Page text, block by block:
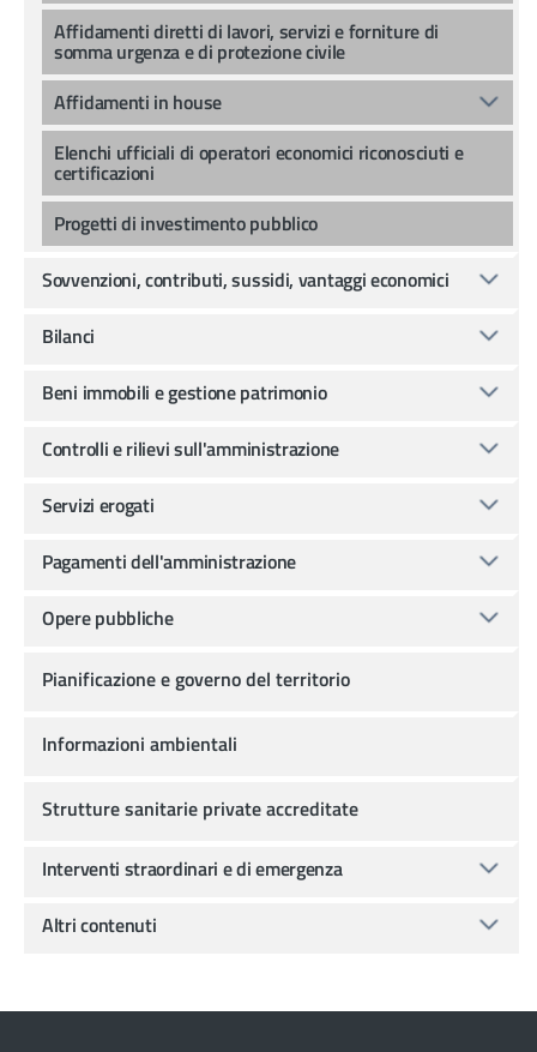
Affidamenti diretti di lavori, servizi e forniture di
somma urgenza e di protezione civile
Affidamenti in house
Elenchi ufficiali di operatori economici riconosciuti e
certificazioni
Progetti di investimento pubblico
Sovvenzioni, contributi, sussidi, vantaggi economici
Bilanci
Beni immobili e gestione patrimonio
Controlli e rilievi sull'amministrazione
Servizi erogati
Pagamenti dell'amministrazione
Opere pubbliche
Pianificazione e governo del territorio
Informazioni ambientali
Strutture sanitarie private accreditate
Interventi straordinari e di emergenza
Altri contenuti